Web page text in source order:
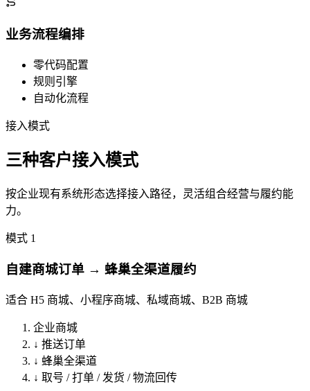
业务流程编排
零代码配置
规则引擎
自动化流程
接入模式
三种客户接入模式
按企业现有系统形态选择接入路径，灵活组合经营与履约能
力。
模式 1
自建商城订单 → 蜂巢全渠道履约
适合 H5 商城、小程序商城、私域商城、B2B 商城
企业商城
↓ 推送订单
↓ 蜂巢全渠道
↓ 取号 / 打单 / 发货 / 物流回传